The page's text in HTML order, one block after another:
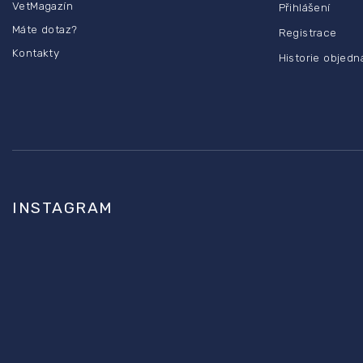
VetMagazín
Máte dotaz?
Kontakty
Přihlášení
Registrace
Historie
INSTAGRAM